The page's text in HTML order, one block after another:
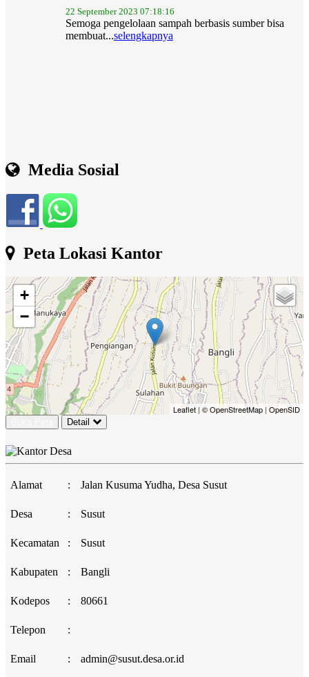
membuat...selengkapnya
Media Sosial
Peta Lokasi Kantor
+
−
Leaflet |© OpenStreetMap | OpenSID
Detail
Alamat : Jalan Kusuma Yudha, Desa Susut
Desa : Susut
Kecamatan : Susut
Kabupaten : Bangli
Kodepos : 80661
Telepon :
Email : admin@susut.desa.or.id